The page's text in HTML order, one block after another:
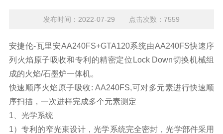
发布时间：2022-07-29 点击次数：7559
安捷伦-瓦里安AA240FS+GTA120系统由AA240FS快速序
列火焰 原子吸收和专利的精密定位Lock Down切换机械组
成的火焰/石墨炉一体机。
快速顺序火焰原子吸收: AA240FS,可对多元素进行快速顺
序扫描，一次进样完成多个元素测定
1、光学系统
1）专利的窄光束设计，光学系统完全密封，光学部件采用